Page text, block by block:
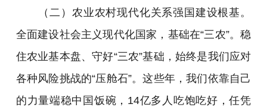
（二）农业农村现代化关系强国建设根基。
全面建设社会主义现代化国家，基础在“三农”。稳
住农业基本盘、守好“三农”基础，始终是我们应对
各种风险挑战的“压舱石”。这些年，我们依靠自己
的力量端稳中国饭碗，14亿多人吃饱吃好，任凭